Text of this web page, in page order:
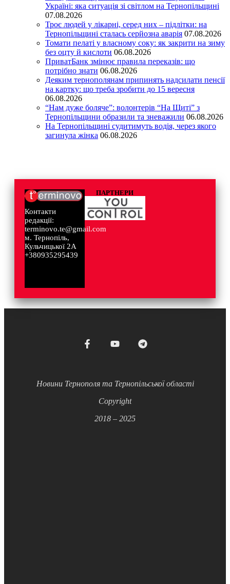
Україні: яка ситуація зі світлом на Тернопільщині
07.08.2026
Троє людей у лікарні, серед них – підлітки: на
Тернопільщині сталась серйозна аварія 07.08.2026
Томати пелаті у власному соку: як закрити на зиму
без оцту й кислоти 06.08.2026
ПриватБанк змінює правила переказів: що
потрібно знати 06.08.2026
Деяким тернополянам припинять надсилати пенсії
на картку: що треба зробити до 15 вересня
06.08.2026
“Нам дуже боляче”: волонтерів “На Щиті” з
Тернопільщини образили та зневажили 06.08.2026
На Тернопільщині судитимуть водія, через якого
загинула жінка 06.08.2026
Контакти
редакції:
terminovo.te@gmail.com
м. Тернопіль,
Кульчицької 2А
+380935295439
ПАРТНЕРИ
Новини Тернополя та Тернопільської області
Copyright
2018 – 2025